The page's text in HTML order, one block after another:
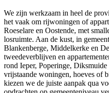
We zijn werkzaam in heel de
het vaak om rijwoningen of
Roeselare en Oostende, met
losruimte. Aan de kust, in
Blankenberge, Middelkerke en
tweedeverblijven en
rond Ieper, Poperinge,
vrijstaande woningen, hoeves of
kiezen we de juiste aanpak qua